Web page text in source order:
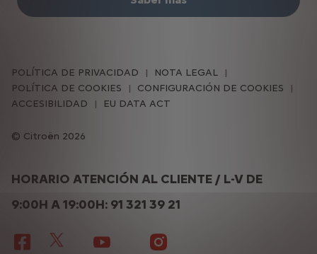
HORARIO ATENCIÓN AL CLIENTE / L-V DE
9:00H A 19:00H: 91 321 39 21
Citroën 2026
POLÍTICA DE PRIVACIDAD
NOTA LEGAL
POLÍTICA DE COOKIES
CONFIGURACIÓN DE COOKIES
ACCESIBILIDAD
EU DATA ACT